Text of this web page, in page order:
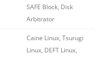
SAFE Block, Disk
Arbitrator
Caine Linux, Tsurugi
Linux, DEFT Linux,